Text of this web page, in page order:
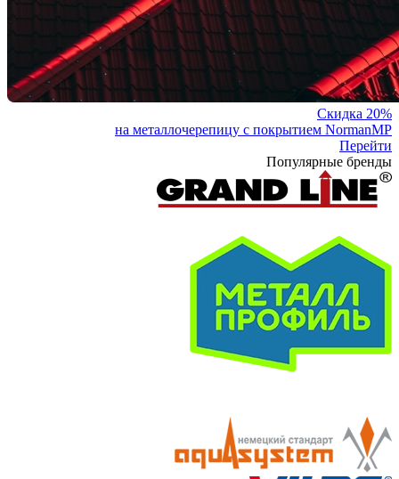
Скидка 20%
на металлочерепицу с покрытием NormanMP
Перейти
Популярные бренды